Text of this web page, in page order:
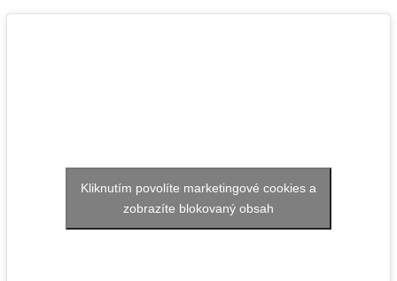
Kliknutím povolíte marketingové cookies a
zobrazíte blokovaný obsah